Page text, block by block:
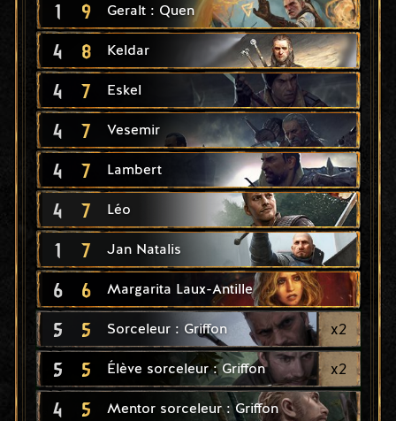
1 9 Geralt : Quen
4 8 Keldar
4 7 Eskel
4 7 Vesemir
4 7 Lambert
4 7 Léo
1 7 Jan Natalis
6 6 Margarita Laux-Antille
5 5 Sorceleur : Griffon x2
5 5 Élève sorceleur : Griffon x2
4 5 Mentor sorceleur : Griffon